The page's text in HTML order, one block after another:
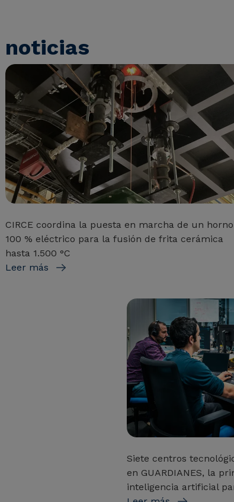
noticias
CIRCE coordina la puesta en marcha de un horno
100 % eléctrico para la fusión de frita cerámica
hasta 1.500 °C
Leer más
Siete centros
en GUARDIANES, la
inteligencia artificial